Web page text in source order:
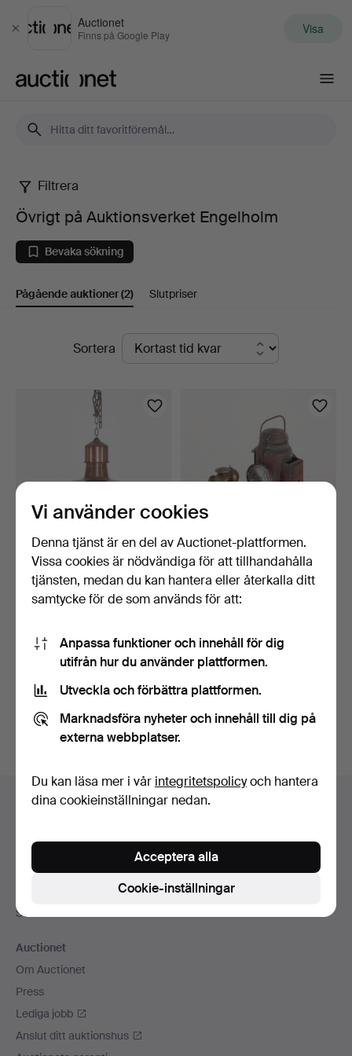
Stäng
Auctionet
Finns på Google Play Visa
Övrigt
på
Auktionsverket
Engelholm
Filtrera
Övrigt på Auktionsverket Engelholm
Bevaka sökning
Pågående auktioner(2) Slutpriser
PågåendeSortera
TAKPENDEL, 1900-talets
andra hälft.
LYKTOR 2 st, 1900-talets
första häft.
5 dagar
Bevaka sökning
Du kan också söka i vårt arkiv med avslutade auktioner
Sidfotsnavigation
Hjälp och kontakt
Alla auktionshus
Betalningsalternativ
Sociala medier
Auctionet
Om Auctionet
Press
Lediga jobb
Anslut ditt auktionshus
Vi använder cookies
Denna tjänst är en del av Auctionet-plattformen.
Vissa cookies är nödvändiga för att tillhandahålla
tjänsten, medan du kan hantera eller återkalla ditt
samtycke för de som används för att:
Anpassa funktioner och innehåll för dig
utifrån hur du använder plattformen.
Utveckla och förbättra plattformen.
Marknadsföra nyheter och innehåll till dig på
externa webbplatser.
Du kan läsa mer i vår integritetspolicyoch hantera
dina cookieinställningar nedan.
Cookie-inställningar
Acceptera alla